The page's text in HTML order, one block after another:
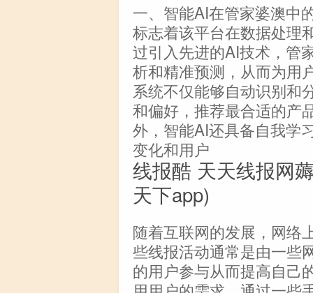
一、智能AI在管家婆澳中
标志着该平台在数据处理
过引入先进的AI技术，管
析和精准预测，从而为用
系统不仅能够自动识别和
和偏好，推荐最合适的产
外，智能AI还具备自我学
变化和用户
线报酷 天天线报网
天下app)
随着互联网的发展，网络
些线报活动通常是由一些
的用户参与从而提高自己